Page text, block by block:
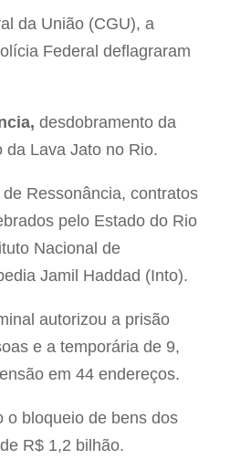
da União (CGU), a
Federal deflagraram
desdobramento da
da Lava Jato no Rio.
Ressonância, contratos
pelo Estado do Rio
Nacional de
Jamil Haddad (Into).
autorizou a prisão
e a temporária de 9,
em 44 endereços.
o bloqueio de bens dos
R$ 1,2 bilhão.